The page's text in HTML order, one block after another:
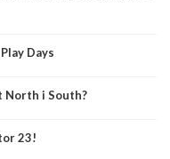
Days
North i South?
23!